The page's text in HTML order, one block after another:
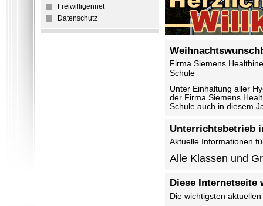
Freiwilligennet
Datenschutz
Firma Siemens
Schule
Unter Einhaltung aller
der Firma Siemens
Schule auch in diesem
Unterrichtsbetrieb
Aktuelle Informationen
Alle Klassen und
Diese Internetseite
Die wichtigsten